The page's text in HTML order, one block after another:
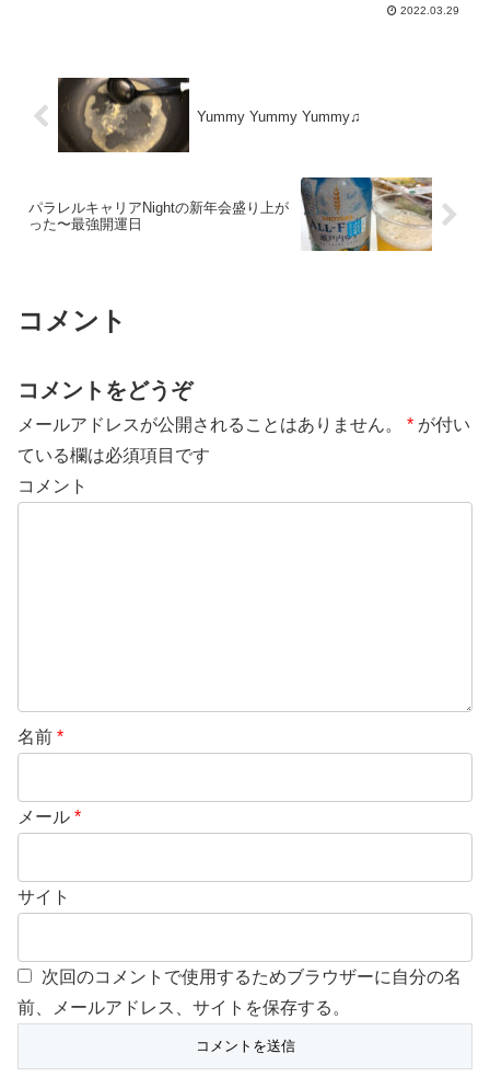
2022.03.29
Yummy Yummy Yummy♫
パラレルキャリアNightの新年会盛り上が
った〜最強開運日
コメント
コメントをどうぞ
メールアドレスが公開されることはありません。 * が付い
ている欄は必須項目です
コメント
名前 *
メール *
サイト
次回のコメントで使用するためブラウザーに自分の名
前、メールアドレス、サイトを保存する。